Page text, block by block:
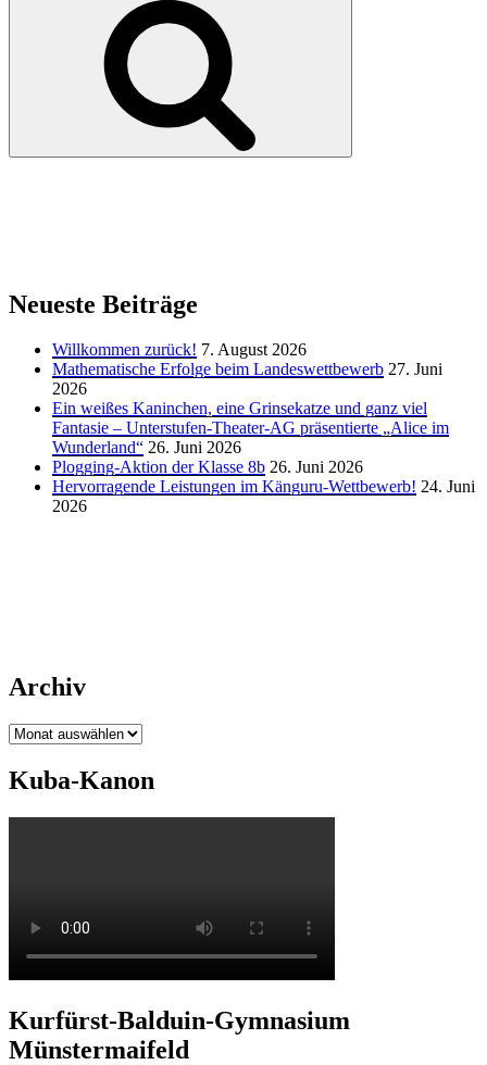
Neueste Beiträge
Willkommen zurück! 7. August 2026
Mathematische Erfolge beim Landeswettbewerb 27. Juni
2026
Ein weißes Kaninchen, eine Grinsekatze und ganz viel
Fantasie – Unterstufen-Theater-AG präsentierte „Alice im
Wunderland“ 26. Juni 2026
Plogging-Aktion der Klasse 8b 26. Juni 2026
Hervorragende Leistungen im Känguru-Wettbewerb! 24. Juni
2026
Archiv
Archiv
Kuba-Kanon
Kurfürst-Balduin-Gymnasium
Münstermaifeld